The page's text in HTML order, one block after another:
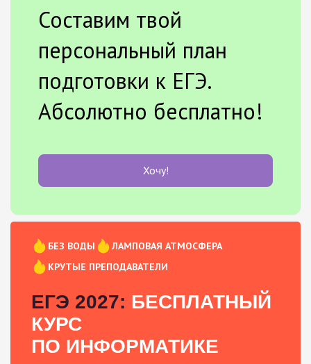
Составим твой
персональный план
подготовки к ЕГЭ.
Абсолютно бесплатно!
Хочу!
БЕЗ ВОДЫ
ЛАМПОВАЯ АТМОСФЕРА
КРУТЫЕ ПРЕПОДАВАТЕЛИ
ЕГЭ 2027: БЕСПЛАТНЫЙ
КУРС
ПО ИНФОРМАТИКЕ